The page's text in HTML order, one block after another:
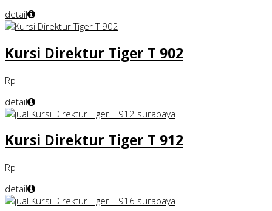
detail
Kursi Direktur Tiger T 902
Rp
detail
Kursi Direktur Tiger T 912
Rp
detail